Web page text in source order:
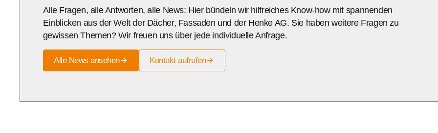
Alle Fragen, alle Antworten, alle News: Hier bündeln wir hilfreiches Know-how mit spannenden
Einblicken aus der Welt der Dächer, Fassaden und der Henke AG. Sie haben weitere Fragen zu
gewissen Themen? Wir freuen uns über jede individuelle Anfrage.
Alle News ansehen Kontakt aufrufen